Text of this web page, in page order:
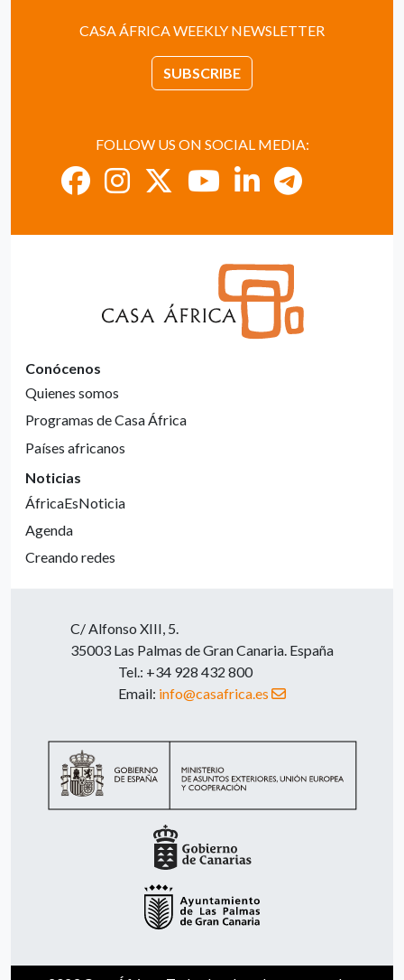
CASA ÁFRICA WEEKLY NEWSLETTER
SUBSCRIBE
FOLLOW US ON SOCIAL MEDIA:
Conócenos
Quienes somos
Programas de Casa África
Países africanos
Noticias
ÁfricaEsNoticia
Agenda
Creando redes
C/ Alfonso XIII, 5.
35003 Las Palmas de Gran Canaria. España
Tel.: +34 928 432 800
Email: info@casafrica.es